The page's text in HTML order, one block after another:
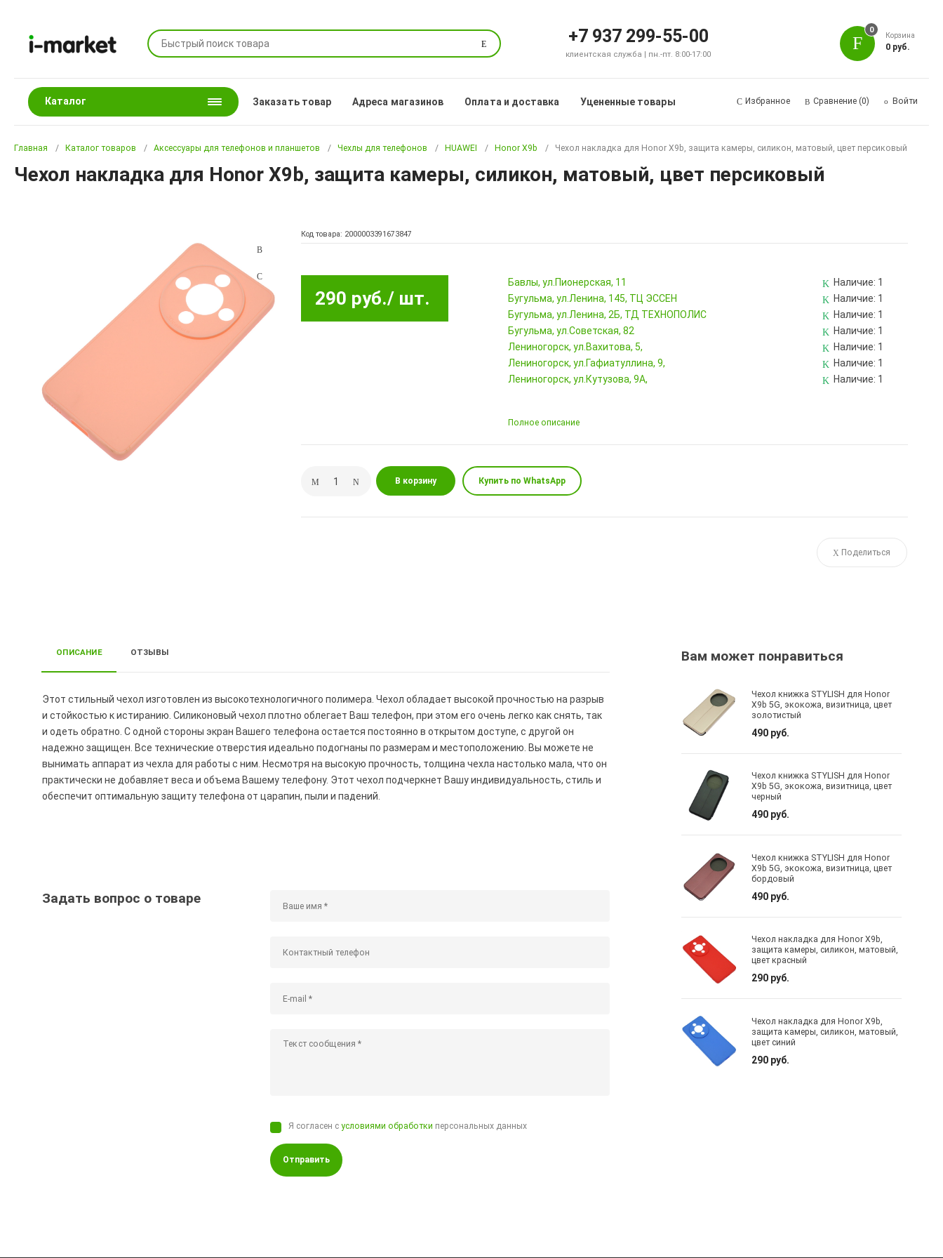
Поиск +7 937 299-55-00
клиентская служба | пн.-пт. 8:00-17:00
0
Корзина
0 руб.
Каталог Заказать товар Адреса магазинов Оплата и доставка Уцененные товары Избранное Сравнение (0) Войти
Главная Каталог товаров Аксессуары для телефонов и планшетов Чехлы для телефонов HUAWEI Honor X9b Чехол накладка для Honor X9b, защита камеры, силикон, матовый, цвет персиковый
Чехол накладка для Honor X9b, защита камеры, силикон, матовый, цвет персиковый
Код товара: 2000003391673847
290 руб./ шт.
Бавлы, ул.Пионерская, 11 Наличие: 1
Бугульма, ул.Ленина, 145, ТЦ ЭССЕН
Наличие: 1
Бугульма, ул.Ленина, 2Б, ТД ТЕХНОПОЛИС
Наличие: 1
Бугульма, ул.Советская, 82
Наличие: 1
Лениногорск, ул.Вахитова, 5,
Наличие: 1
Лениногорск, ул.Гафиатуллина, 9,
Наличие: 1
Лениногорск, ул.Кутузова, 9А,
Наличие: 1
Полное описание
В корзину Купить по WhatsApp
Поделиться
ОПИСАНИЕ ОТЗЫВЫ
Этот стильный чехол изготовлен из высокотехнологичного полимера. Чехол обладает высокой прочностью на разрыв
и стойкостью к истиранию. Силиконовый чехол плотно облегает Ваш телефон, при этом его очень легко как снять, так
и одеть обратно. С одной стороны экран Вашего телефона остается постоянно в открытом доступе, с другой он
надежно защищен. Все технические отверстия идеально подогнаны по размерам и местоположению. Вы можете не
вынимать аппарат из чехла для работы с ним. Несмотря на высокую прочность, толщина чехла настолько мала, что он
практически не добавляет веса и объема Вашему телефону. Этот чехол подчеркнет Вашу индивидуальность, стиль и
обеспечит оптимальную защиту телефона от царапин, пыли и падений.
Задать вопрос о товаре
Я согласен сусловиями обработки персональных данных
Отправить
Вам может понравиться
Чехол книжка STYLISH для Honor
X9b 5G, экокожа, визитница, цвет
золотистый
490 руб.
Чехол книжка STYLISH для Honor
X9b 5G, экокожа, визитница, цвет
черный
490 руб.
Чехол книжка STYLISH для Honor
X9b 5G, экокожа, визитница, цвет
бордовый
490 руб.
Чехол накладка для Honor X9b,
защита камеры, силикон, матовый,
цвет красный
290 руб.
Чехол накладка для Honor X9b,
защита камеры, силикон, матовый,
цвет синий
290 руб.